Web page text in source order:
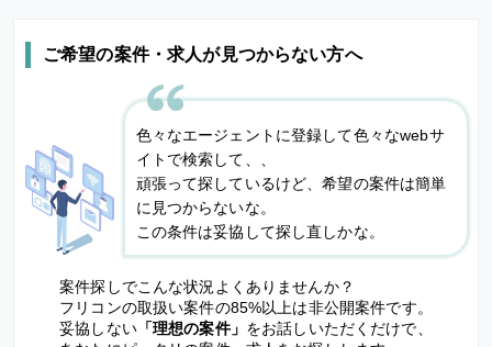
ご希望の案件・求人が見つからない方へ
色々なエージェントに登録して色々なwebサ
イトで検索して、、
頑張って探しているけど、希望の案件は簡単
に見つからないな。
この条件は妥協して探し直しかな。
案件探しでこんな状況よくありませんか？
フリコンの取扱い案件の85%以上は非公開案件です。
妥協しない「理想の案件」 をお話しいただくだけで、